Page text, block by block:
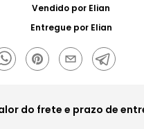
Vendido por Elian
Entregue por Elian